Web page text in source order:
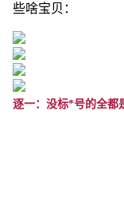
些啥宝贝：
逐一：没标*号的全都